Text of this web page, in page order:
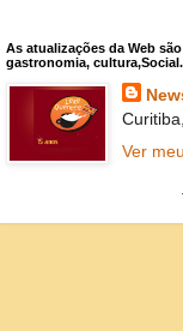
As atualizações da Web
gastronomia, cultura,Social.
Ver